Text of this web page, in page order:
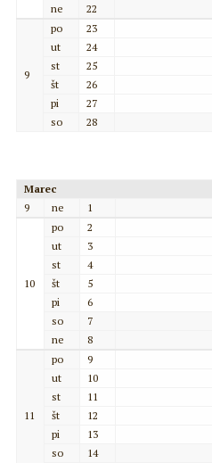
ne
22
9
po
23
ut
24
st
25
št
26
pi
27
so
28
Marec
9
ne 1
10
po
2
ut
3
st
4
št
5
pi
6
so
7
ne
8
11
po
9
ut
10
st
11
št
12
pi
13
so
14